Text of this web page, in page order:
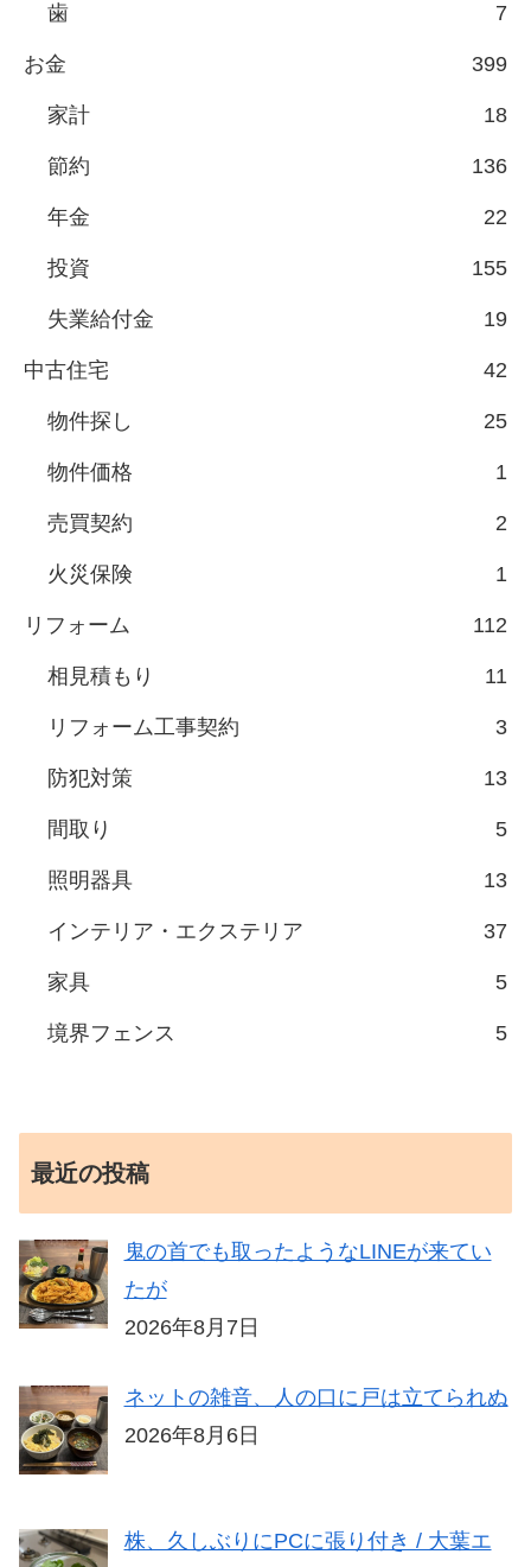
歯 7
お金 399
家計 18
節約 136
年金 22
投資 155
失業給付金 19
中古住宅 42
物件探し 25
物件価格 1
売買契約 2
火災保険 1
リフォーム 112
相見積もり 11
リフォーム工事契約 3
防犯対策 13
間取り 5
照明器具 13
インテリア・エクステリア 37
家具 5
境界フェンス 5
最近の投稿
鬼の首でも取ったようなLINEが来てい
たが
2026年8月7日
ネットの雑音、人の口に戸は立てられぬ
2026年8月6日
株、久しぶりにPCに張り付き / 大葉エ